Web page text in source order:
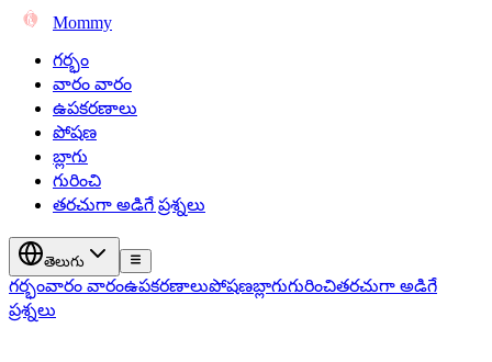
Mommy
గర్భం
వారం వారం
ఉపకరణాలు
పోషణ
బ్లాగు
గురించి
తరచుగా అడిగే ప్రశ్నలు
తెలుగు
గర్భంవారం వారంఉపకరణాలుపోషణబ్లాగుగురించితరచుగా అడిగే
ప్రశ్నలు